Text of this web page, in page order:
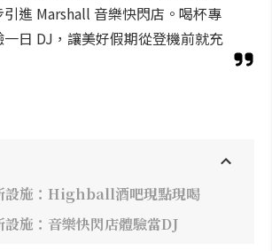
進 Marshall 音樂快閃店。喝杯專
日 DJ，讓美好假期從登機前就充
設施：Highball酒吧現點現喝
施：音樂快閃店體驗當DJ